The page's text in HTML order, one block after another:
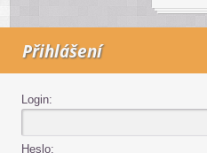
Přihlášení
Login:
Heslo: